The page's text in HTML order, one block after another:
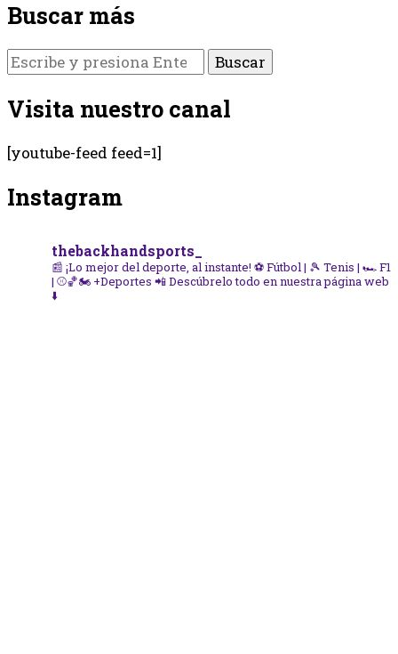
Buscar más
¿Buscas
algo?
Visita nuestro canal
[youtube-feed feed=1]
Instagram
thebackhandsports_
📰 ¡Lo mejor del deporte, al instante! ⚽ Fútbol | 🎾 Tenis | 🏎️ F1
| ⚾🏀🏍️ +Deportes 📲 Descúbrelo todo en nuestra página web
⬇️